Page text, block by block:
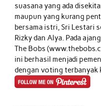
suasana yang ada
maupun yang kurang
bersama istri, Sri Lestari
Rizky dan Alya. Pada
The Bobs
ini berhasil menjadi
dengan voting terbanyak